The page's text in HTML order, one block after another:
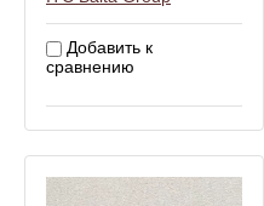
Добавить к
сравнению